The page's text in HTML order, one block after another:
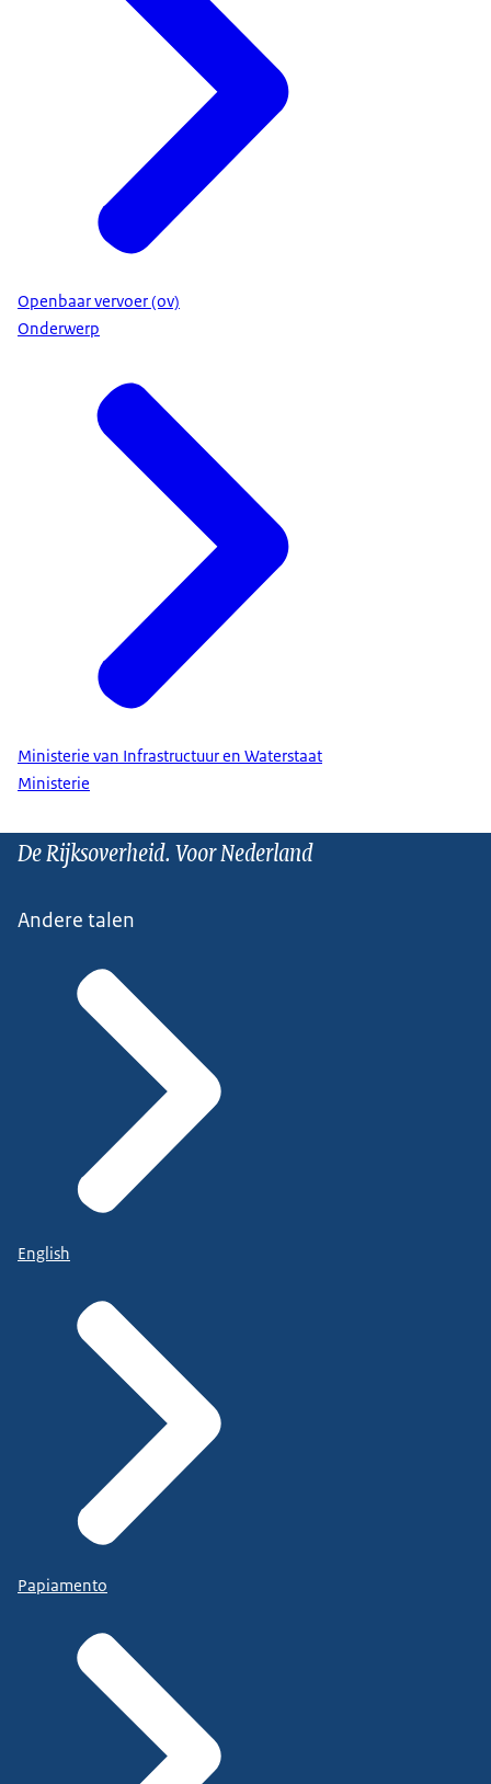
Openbaar vervoer (ov)
Onderwerp
Ministerie van Infrastructuur en Waterstaat
Ministerie
De Rijksoverheid. Voor Nederland
Andere talen
English
Papiamento